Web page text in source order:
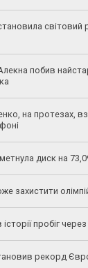
світовий
побив
на протезах,
диск на
захистити
пробіг
рекорд